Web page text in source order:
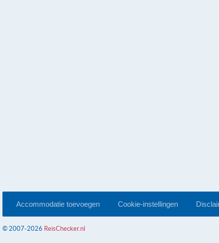
Accommodatie toevoegen Cookie-instellingen
© 2007-2026 ReisChecker.nl